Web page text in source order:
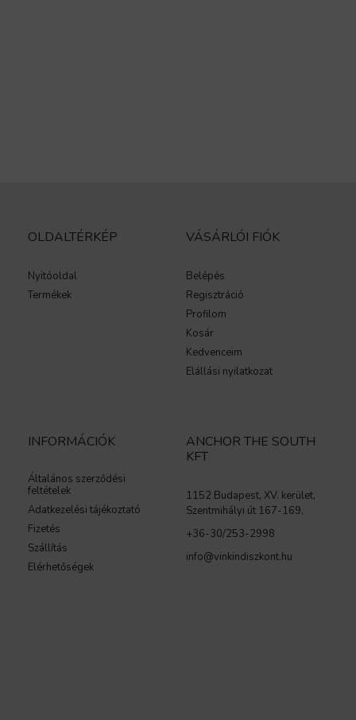
OLDALTÉRKÉP
Nyitóoldal
Termékek
VÁSÁRLÓI FIÓK
Belépés
Regisztráció
Profilom
Kosár
Kedvenceim
Elállási nyilatkozat
INFORMÁCIÓK
Általános szerződési
feltételek
Adatkezelési tájékoztató
Fizetés
Szállítás
Elérhetőségek
ANCHOR THE SOUTH
KFT
1152 Budapest, XV. kerület,
Szentmihályi út 167-169,
+36-30/253-2998
info@vinkindiszkont.hu